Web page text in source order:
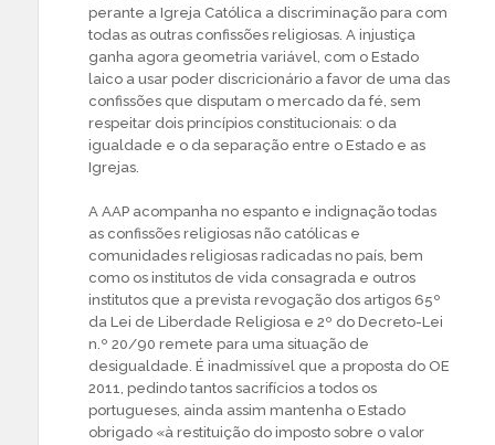
perante a Igreja Católica a discriminação para com
todas as outras confissões religiosas. A injustiça
ganha agora geometria variável, com o Estado
laico a usar poder discricionário a favor de uma das
confissões que disputam o mercado da fé, sem
respeitar dois princípios constitucionais: o da
igualdade e o da separação entre o Estado e as
Igrejas.
A AAP acompanha no espanto e indignação todas
as confissões religiosas não católicas e
comunidades religiosas radicadas no país, bem
como os institutos de vida consagrada e outros
institutos que a prevista revogação dos artigos 65º
da Lei de Liberdade Religiosa e 2º do Decreto-Lei
n.º 20/90 remete para uma situação de
desigualdade. É inadmissível que a proposta do OE
2011, pedindo tantos sacrifícios a todos os
portugueses, ainda assim mantenha o Estado
obrigado «à restituição do imposto sobre o valor